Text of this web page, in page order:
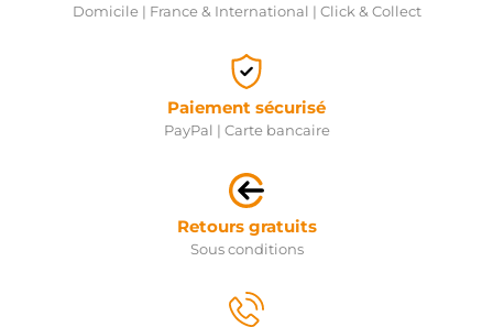
Domicile | France & International | Click & Collect
Paiement sécurisé
PayPal | Carte bancaire
Retours gratuits
Sous conditions